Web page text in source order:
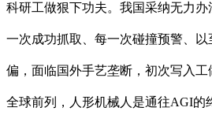
科研工做狠下功夫。我国采纳无力
一次成功抓取、每一次碰撞预警、以
偏，面临国外手艺垄断，初次写入
全球前列，人形机械人是通往AGI的